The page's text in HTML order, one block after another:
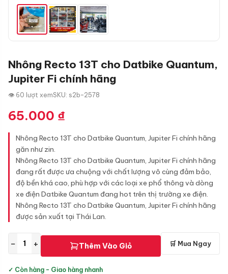
Nhông Recto 13T cho Datbike Quantum,
Jupiter Fi chính hãng
👁 60 lượt xemSKU: s2b-2578
65.000 ₫
Nhông Recto 13T cho Datbike Quantum, Jupiter Fi chính hãng
găn như zin.
Nhông Recto 13T cho Datbike Quantum, Jupiter Fi chính hãng
đang rất được ưa chuộng với chất lượng vô cùng đảm bảo,
độ bền khá cao, phù hợp với các loại xe phổ thông và dòng
xe điện Datbike Quantum đang hot trên thị trường xe điện.
Nhông Recto 13T cho Datbike Quantum, Jupiter Fi chính hãng
được sản xuất tại Thái Lan.
− + Thêm Vào Giỏ 🛒 Mua Ngay
✓ Còn hàng - Giao hàng nhanh